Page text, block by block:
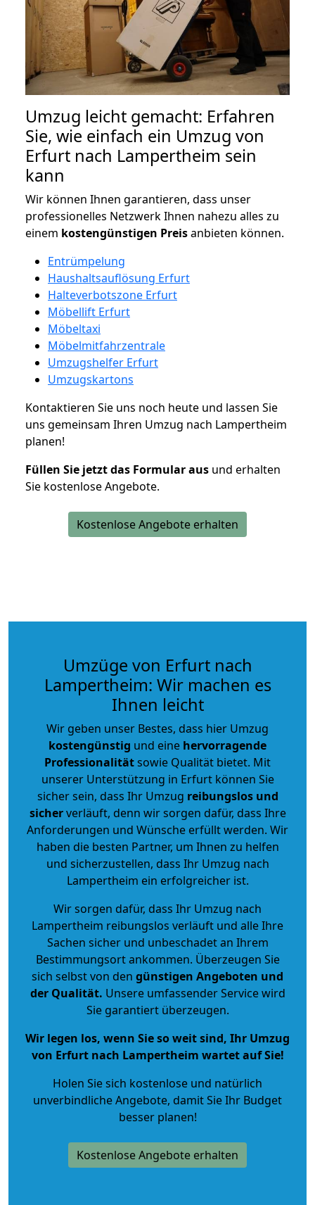
Umzug leicht gemacht: Erfahren
Sie, wie einfach ein Umzug von
Erfurt nach Lampertheim sein
kann
Wir können Ihnen garantieren, dass unser
professionelles Netzwerk Ihnen nahezu alles zu
einem kostengünstigen Preisanbieten können.
Entrümpelung
Haushaltsauflösung Erfurt
Halteverbotszone Erfurt
Möbellift Erfurt
Möbeltaxi
Möbelmitfahrzentrale
Umzugshelfer Erfurt
Umzugskartons
Kontaktieren Sie uns noch heute und lassen Sie
uns gemeinsam Ihren Umzug nach Lampertheim
planen!
Füllen Sie jetzt das Formular aus und erhalten
Sie kostenlose Angebote.
Kostenlose Angebote erhalten
Umzüge von Erfurt nach
Lampertheim: Wir machen es
Ihnen leicht
Wir geben unser Bestes, dass hier Umzug
kostengünstig und eine hervorragende
Professionalitätsowie Qualität bietet. Mit
unserer Unterstützung in Erfurt können Sie
sicher sein, dass Ihr Umzug reibungslos und
sicherverläuft, denn wir sorgen dafür, dass Ihre
Anforderungen und Wünsche erfüllt werden. Wir
haben die besten Partner, um Ihnen zu helfen
und sicherzustellen, dass Ihr Umzug nach
Lampertheim ein erfolgreicher ist.
Wir sorgen dafür, dass Ihr Umzug nach
Lampertheim reibungslos verläuft und alle Ihre
Sachen sicher und unbeschadet an Ihrem
Bestimmungsort ankommen. Überzeugen Sie
sich selbst von den günstigen Angeboten und
der Qualität. Unsere umfassender Service wird
Sie garantiert überzeugen.
Wir legen los, wenn Sie so weit sind, Ihr Umzug
von Erfurt nach Lampertheim wartet auf Sie!
Holen Sie sich kostenlose und natürlich
unverbindliche Angebote, damit Sie Ihr Budget
besser planen!
Kostenlose Angebote erhalten